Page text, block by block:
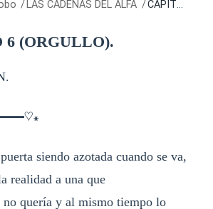
/ LAS CADENAS DEL ALFA /CAPITULO 6 (ORGULLO).
6 (ORGULLO).
siendo azotada cuando se va,
realidad a una que
quería y al mismo tiempo lo